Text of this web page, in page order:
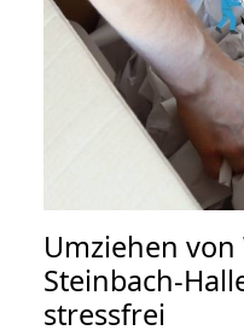
Umziehen von
Steinbach-
stressfrei